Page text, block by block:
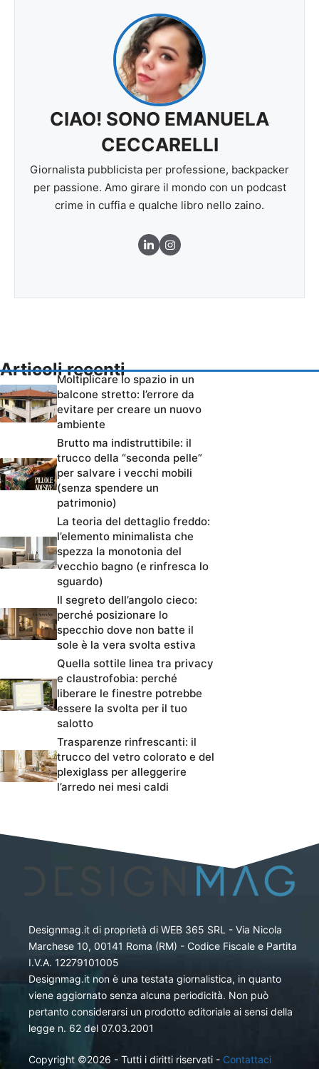
CIAO! SONO EMANUELA
CECCARELLI
Giornalista pubblicista per professione, backpacker
per passione. Amo girare il mondo con un podcast
crime in cuffia e qualche libro nello zaino.
Articoli recenti
Moltiplicare lo spazio in un
balcone stretto: l’errore da
evitare per creare un nuovo
ambiente
Brutto ma indistruttibile: il
trucco della “seconda pelle”
per salvare i vecchi mobili
(senza spendere un
patrimonio)
La teoria del dettaglio freddo:
l’elemento minimalista che
spezza la monotonia del
vecchio bagno (e rinfresca lo
sguardo)
Il segreto dell’angolo cieco:
perché posizionare lo
specchio dove non batte il
sole è la vera svolta estiva
Quella sottile linea tra privacy
e claustrofobia: perché
liberare le finestre potrebbe
essere la svolta per il tuo
salotto
Trasparenze rinfrescanti: il
trucco del vetro colorato e del
plexiglass per alleggerire
l’arredo nei mesi caldi
Designmag.it di proprietà di WEB 365 SRL - Via Nicola
Marchese 10, 00141 Roma (RM) - Codice Fiscale e Partita
I.V.A. 12279101005
Designmag.it non è una testata giornalistica, in quanto
viene aggiornato senza alcuna periodicità. Non può
pertanto considerarsi un prodotto editoriale ai sensi della
legge n. 62 del 07.03.2001
Copyright ©2026 - Tutti i diritti riservati - Contattaci